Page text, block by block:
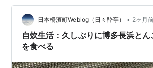
視点から、業務スーパーで買ってよかっ
使い分けの考え方をまとめます。 この記
業務スーパーが本当に安いのはどんな商
日本橋濱町Weblog（日々酔亭） • 2ヶ月
自炊生活：久しぶりに博多長浜と
を食べる